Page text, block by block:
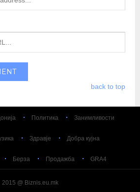
back to top
Политика Занимливости
Здравје Добра кујна
Берза Продажба GRA4
2015 @ Biznis.eu.mk